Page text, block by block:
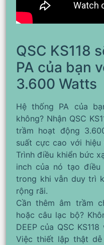
QSC KS118
PA của bạn
3.600 Watts
Hệ thống PA của
không? Nhận QSC
trầm hoạt động
suất cực cao với
Trình điều khiển bức
inch của nó tạo
trong khi vẫn duy trì
rộng rãi.
Cần thêm âm trầm
hoặc câu lạc bộ?
DEEP của QSC
Việc thiết lập thật